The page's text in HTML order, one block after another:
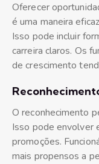
Oferecer
é uma maneira
Isso pode incluir
carreira claros. Os
de crescimento
O reconhecimento
Isso pode envolver
promoções.
mais propensos a